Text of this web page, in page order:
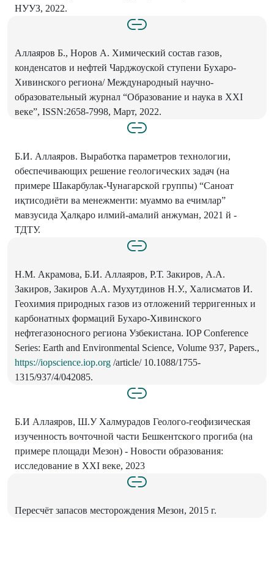
НУУЗ, 2022.
Аллаяров Б., Норов А. Химический состав газов,
конденсатов и нефтей Чарджоуской ступени Бухаро-
Хивинского региона/ Международный научно-
образовательный журнал “Oбразование и наука в XXI
веке”, ISSN:2658-7998, Март, 2022.
Б.И. Аллаяров. Выработка параметров технологии,
обеспечивающих решение геологических задач (на
примере Шакарбулак-Чунагарской группы) “Саноат
иқтисодиёти ва менежменти: муаммо ва ечимлар”
мавзусида Ҳалқаро илмий-амалий анжуман, 2021 й -
ТДТУ.
Н.М. Акрамова, Б.И. Аллаяров, Р.Т. Закиров, А.А.
Закиров, Закиров А.А. Мухутдинов Н.У., Халисматов И.
Геохимия природных газов из отложений терригенных и
карбонатных формаций Бухаро-Хивинского
нефтегазоносного региона Узбекистана. IOP Conference
Series: Earth and Environmental Science, Volume 937, Papers.,
https://iopscience.iop.org /article/ 10.1088/1755-
1315/937/4/042085.
Б.И Аллаяров, Ш.У Халмурадов Геолого-геофизическая
изученность вочточной части Бешкентского прогиба (на
примере площади Мезон) - Новости образования:
исследование в XXI веке, 2023
Пересчёт запасов месторождения Мезон, 2015 г.